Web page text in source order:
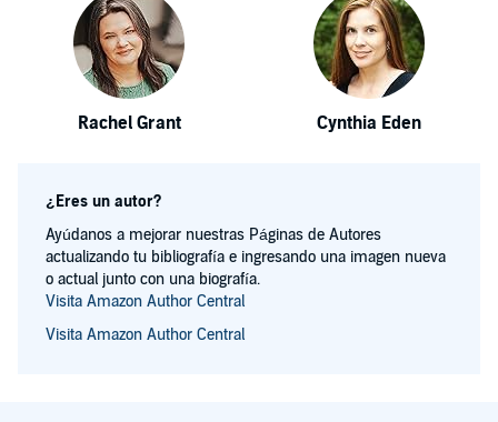
Rachel Grant Cynthia Eden
¿Eres un autor?
Ayúdanos a mejorar nuestras Páginas de Autores
actualizando tu bibliografía e ingresando una imagen nueva
o actual junto con una biografía.
Visita Amazon Author Central
Visita Amazon Author Central